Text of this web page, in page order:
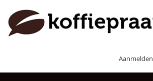
Aanmelden
Stel je voor / jouw set-up